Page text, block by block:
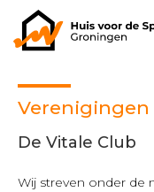
Verenigingen
De Vitale Club
Wij streven onder de